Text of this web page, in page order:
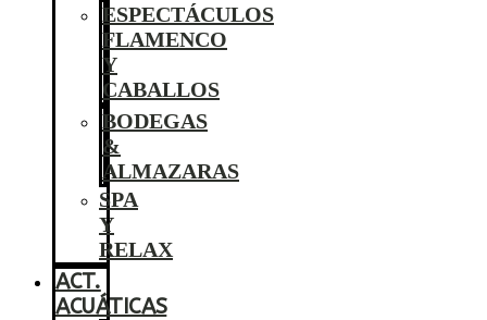
ESPECTÁCULOS
FLAMENCO
Y
CABALLOS
BODEGAS
&
ALMAZARAS
SPA
Y
RELAX
ACT.
ACUÁTICAS